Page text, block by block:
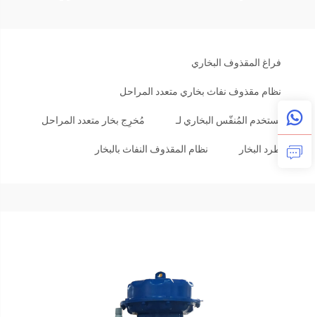
فراغ المقذوف البخاري
نظام مقذوف نفاث بخاري متعدد المراحل
يُستخدم المُنفّس البخاري لـ مُخرِج بخار متعدد المراحل
طرد البخار نظام المقذوف النفاث بالبخار